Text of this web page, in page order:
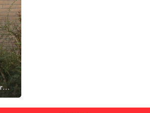
het